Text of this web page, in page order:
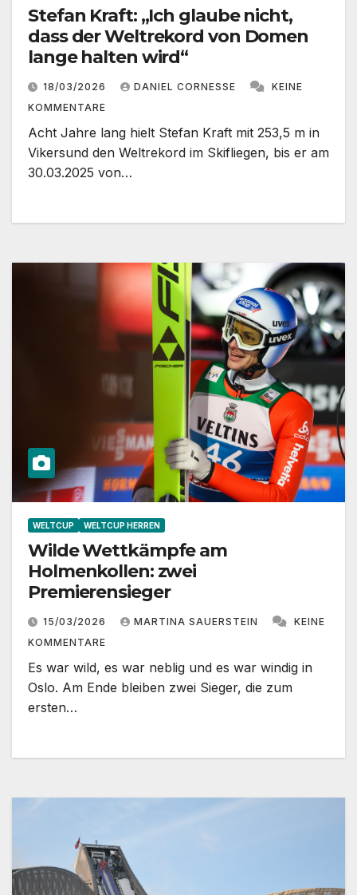
Stefan Kraft: „Ich glaube nicht,
dass der Weltrekord von Domen
lange halten wird“
18/03/2026 DANIEL CORNESSE
KEINE
KOMMENTARE
Acht Jahre lang hielt Stefan Kraft mit 253,5 m in
Vikersund den Weltrekord im Skifliegen, bis er am
30.03.2025 von…
WELTCUP WELTCUP HERREN
Wilde Wettkämpfe am
Holmenkollen: zwei
Premierensieger
15/03/2026 MARTINA SAUERSTEIN
KEINE
KOMMENTARE
Es war wild, es war neblig und es war windig in
Oslo. Am Ende bleiben zwei Sieger, die zum
ersten…